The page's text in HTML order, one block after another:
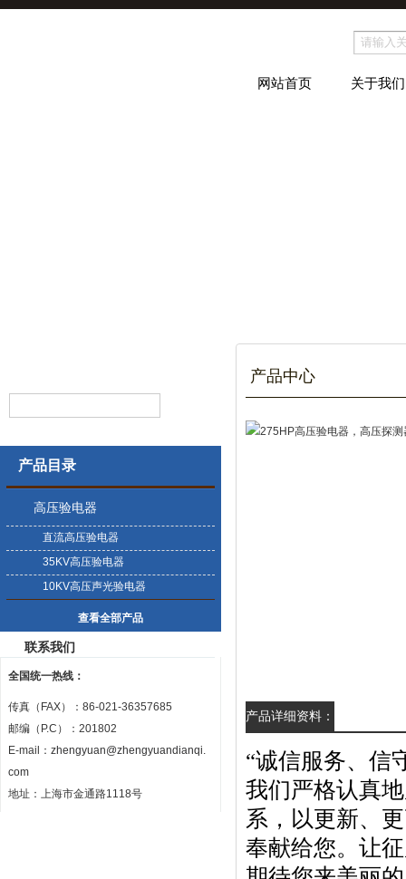
网站首页 关于我们
产品目录
高压验电器
直流高压验电器
35KV高压验电器
10KV高压声光验电器
查看全部产品
联系我们
全国统一热线：
传真（FAX）：86-021-36357685
邮编（P.C）：201802
E-mail： zhengyuan@zhengyuandianqi.
com
地址：上海市金通路1118号
产品中心
产品详细资料：
“诚信服务、信
我们严格认真
系，以更新、
奉献给您。让